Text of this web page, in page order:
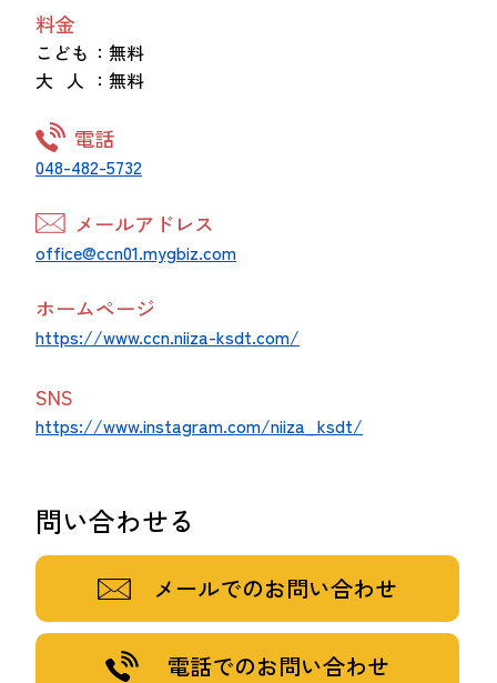
料金
こども ：無料
大 人 ：無料
電話
048-482-5732
メールアドレス
office@ccn01.mygbiz.com
ホームページ
https://www.ccn.niiza-ksdt.com/
SNS
https://www.instagram.com/niiza_ksdt/
問い合わせる
メールでのお問い合わせ
電話でのお問い合わせ